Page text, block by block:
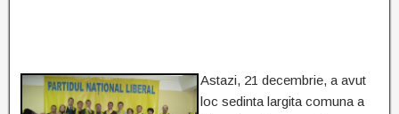
Astazi, 21 decembrie, a avut
loc sedinta largita comuna a